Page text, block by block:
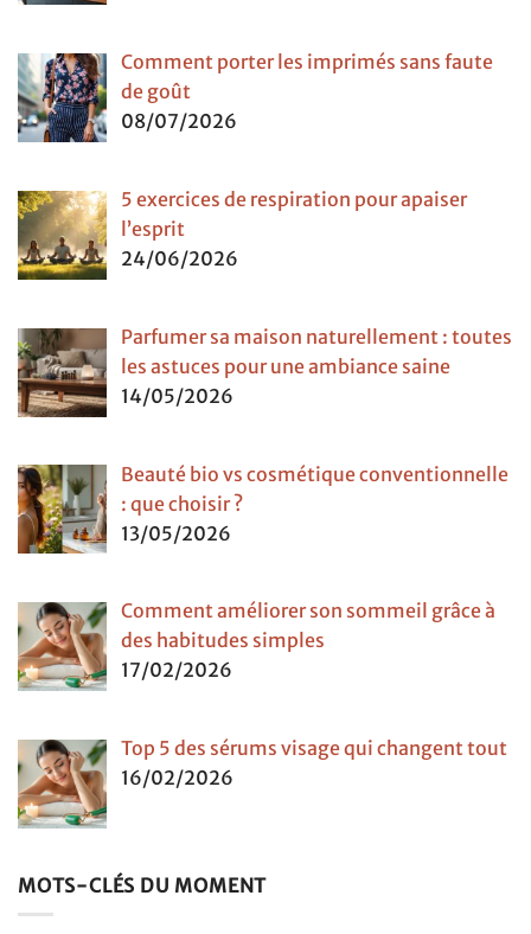
Comment porter les imprimés sans faute
de goût
08/07/2026
5 exercices de respiration pour apaiser
l’esprit
24/06/2026
Parfumer sa maison naturellement : toutes
les astuces pour une ambiance saine
14/05/2026
Beauté bio vs cosmétique conventionnelle
: que choisir ?
13/05/2026
Comment améliorer son sommeil grâce à
des habitudes simples
17/02/2026
Top 5 des sérums visage qui changent tout
16/02/2026
MOTS-CLÉS DU MOMENT